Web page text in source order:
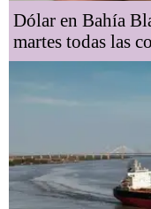
Dólar en Bahía
martes todas las